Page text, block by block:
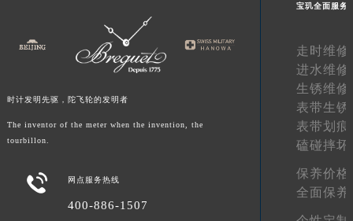
甘肃省武威市凉州区迎宾路宝玑售后服务中心（需提前预约）
甘肃省张掖市甘州区民乐北路宝玑售后服务中心（需提前预约）
宁夏回族自治区石嘴山市大武口区贺兰山路宝玑售后服务中心（需提前预约）
宁夏回族自治区吴忠市利通区开元大道宝玑售后服务中心（需提前预约）
宁夏回族自治区银川市兴庆区新华东路97号新百中心C馆一层C1-18号商铺宝玑售后服务中心（需提前预约）
宁夏回族自治区中卫市沙坡头区鼓楼东街宝玑售后服务中心（需提前预约）
青海省果洛藏族自治州玛沁县团结路宝玑售后服务中心（需提前预约）
青海省海北藏族自治州海晏县将军路宝玑售后服务中心（需提前预约）
青海省海东市乐都区滨河路宝玑售后服务中心（需提前预约）
时计发明先驱，陀飞轮的发明者
The inventor of the meter when the invention, the
tourbillon.
 网点服务热线
400-886-1507
宝玑全面服务
走时维修
进水维修
生锈维修
表带生锈
表带划痕
磕碰摔坏
保养价格
全面保养